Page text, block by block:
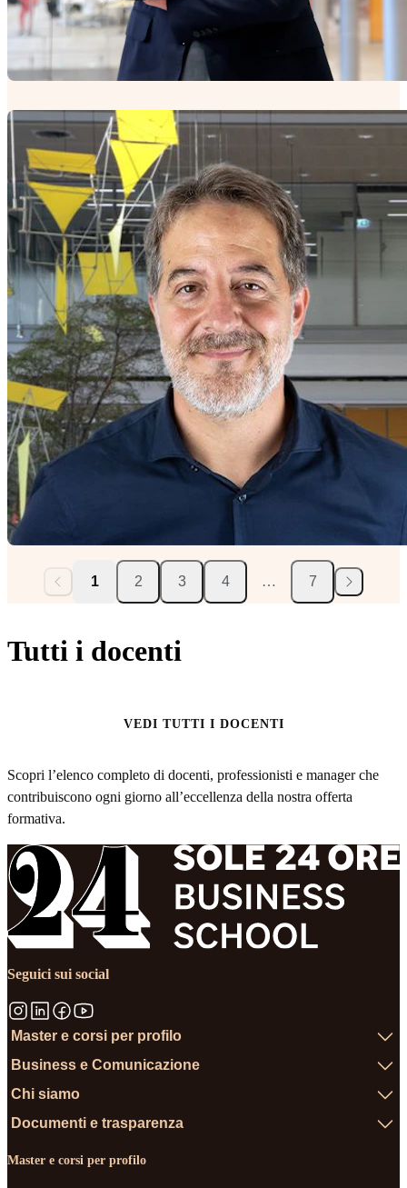
1 2 3 4 … 7
Tutti i docenti
VEDI TUTTI I DOCENTI
Scopri l’elenco completo di docenti, professionisti e manager che
contribuiscono ogni giorno all’eccellenza della nostra offerta
formativa.
Seguici sui social
Master e corsi per profilo
Business e Comunicazione
Chi siamo
Documenti e trasparenza
Master e corsi per profilo